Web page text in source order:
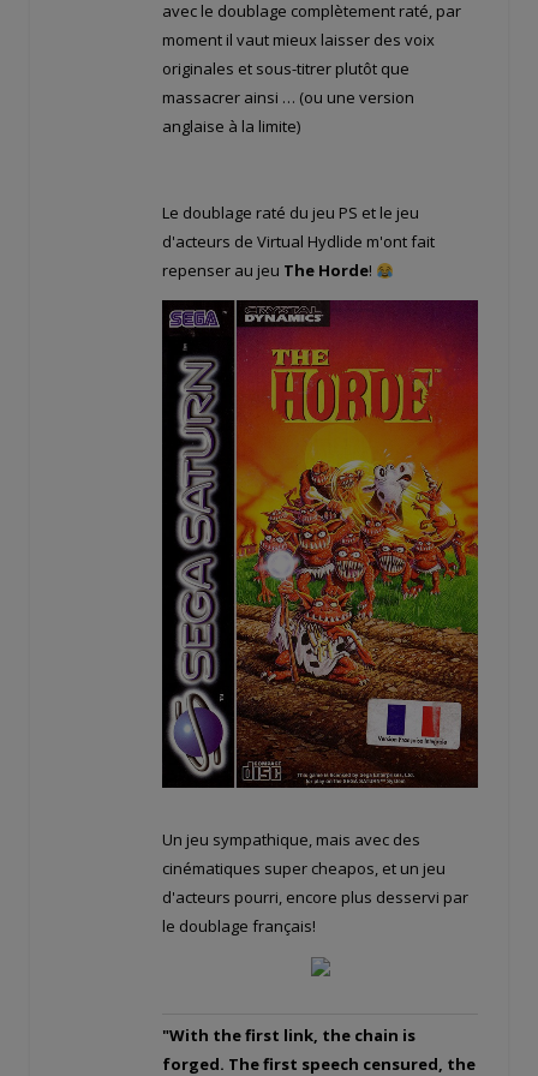
avec le doublage complètement raté, par
moment il vaut mieux laisser des voix
originales et sous-titrer plutôt que
massacrer ainsi … (ou une version
anglaise à la limite)
Le doublage raté du jeu PS et le jeu
d'acteurs de Virtual Hydlide m'ont fait
repenser au jeu The Horde!
Un jeu sympathique, mais avec des
cinématiques super cheapos, et un jeu
d'acteurs pourri, encore plus desservi par
le doublage français!
"With the first link, the chain is
forged. The first speech censured, the